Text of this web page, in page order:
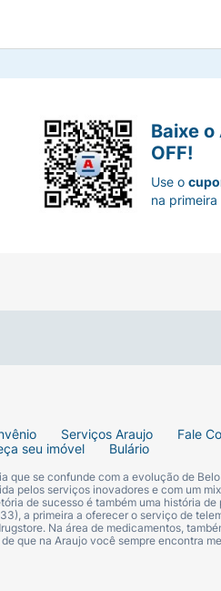
Serviços Araujo
Fale
seu imóvel Bulário
que se confunde com a evolução de
pelos serviços inovadores e com um
de sucesso é também uma história de
a primeira a oferecer o serviço de
Na área de medicamentos,
que na Araujo você sempre encontra
Baixe o
OFF!
Use o
na